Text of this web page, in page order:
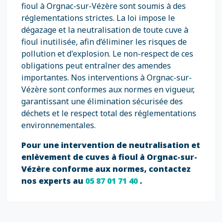
fioul à Orgnac-sur-Vézère sont soumis à des
réglementations strictes. La loi impose le
dégazage et la neutralisation de toute cuve à
fioul inutilisée, afin d’éliminer les risques de
pollution et d'explosion. Le non-respect de ces
obligations peut entraîner des amendes
importantes. Nos interventions à Orgnac-sur-
Vézère sont conformes aux normes en vigueur,
garantissant une élimination sécurisée des
déchets et le respect total des réglementations
environnementales.
Pour une intervention de neutralisation et
enlèvement de cuves à fioul à Orgnac-sur-
Vézère conforme aux normes, contactez
nos experts au 05 87 01 71 40.